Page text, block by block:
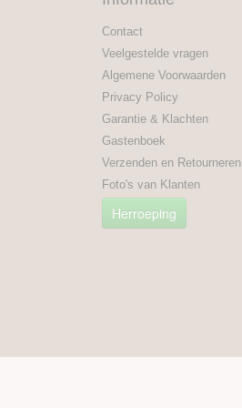
Contact
Veelgestelde vragen
Algemene Voorwaarden
Privacy Policy
Garantie & Klachten
Gastenboek
Verzenden en Retourneren
Foto's van Klanten
Herroeping